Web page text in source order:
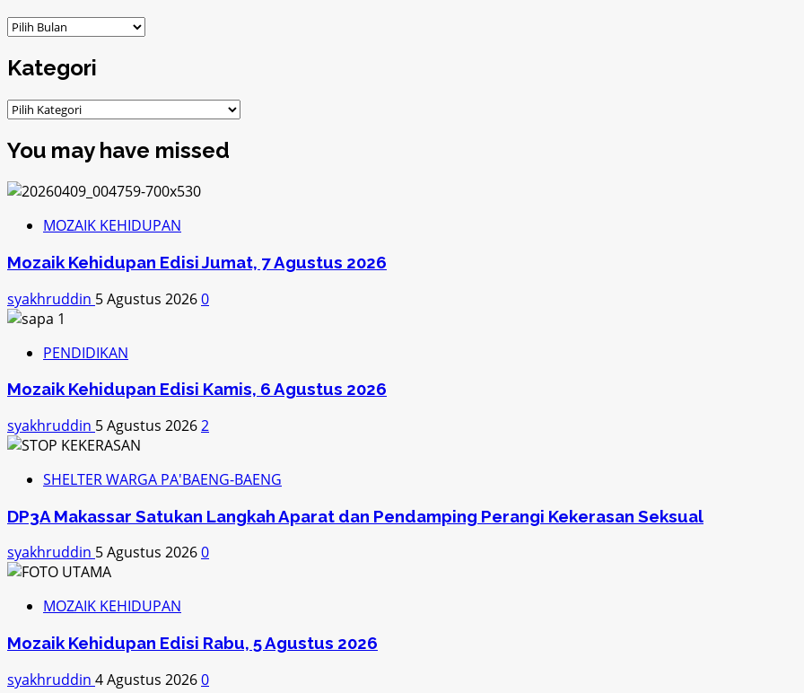
ARSIP
Kategori
Kategori
You may have missed
MOZAIK KEHIDUPAN
Mozaik Kehidupan Edisi Jumat, 7 Agustus 2026
syakhruddin 5 Agustus 20260
PENDIDIKAN
Mozaik Kehidupan Edisi Kamis, 6 Agustus 2026
syakhruddin 5 Agustus 20262
SHELTER WARGA PA'BAENG-BAENG
DP3A Makassar Satukan Langkah Aparat dan Pendamping Perangi Kekerasan Seksual
syakhruddin 5 Agustus 20260
MOZAIK KEHIDUPAN
Mozaik Kehidupan Edisi Rabu, 5 Agustus 2026
syakhruddin 4 Agustus 20260